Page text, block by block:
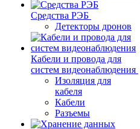
Средства РЭБ
Детекторы дронов
Кабели и провода для
систем видеонаблюдения
Изоляция для
кабеля
Кабели
Разъемы